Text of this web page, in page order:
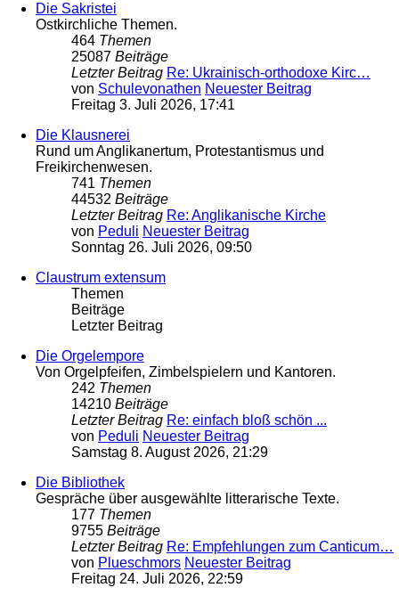
Die Sakristei
Ostkirchliche Themen.
464 Themen
25087 Beiträge
Letzter Beitrag Re: Ukrainisch-orthodoxe Kirc…
von Schulevonathen Neuester Beitrag
Freitag 3. Juli 2026, 17:41
Die Klausnerei
Rund um Anglikanertum, Protestantismus und
Freikirchenwesen.
741 Themen
44532 Beiträge
Letzter Beitrag Re: Anglikanische Kirche
von Peduli Neuester Beitrag
Sonntag 26. Juli 2026, 09:50
Claustrum extensum
Themen
Beiträge
Letzter Beitrag
Die Orgelempore
Von Orgelpfeifen, Zimbelspielern und Kantoren.
242 Themen
14210 Beiträge
Letzter Beitrag Re: einfach bloß schön ...
von Peduli Neuester Beitrag
Samstag 8. August 2026, 21:29
Die Bibliothek
Gespräche über ausgewählte litterarische Texte.
177 Themen
9755 Beiträge
Letzter Beitrag Re: Empfehlungen zum Canticum…
von Plueschmors Neuester Beitrag
Freitag 24. Juli 2026, 22:59